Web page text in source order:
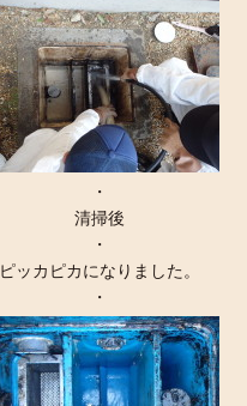
・
清掃後
・
ピッカピカになりました。
・